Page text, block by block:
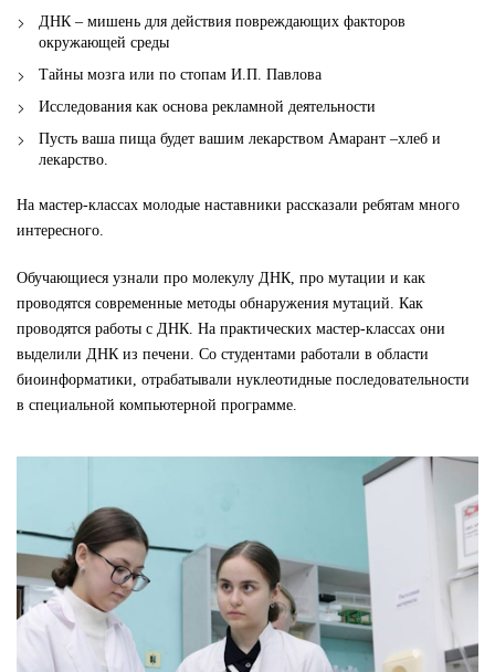
ДНК – мишень для действия повреждающих факторов
окружающей среды
Тайны мозга или по стопам И.П. Павлова
Исследования как основа рекламной деятельности
Пусть ваша пища будет вашим лекарством Амарант –хлеб и
лекарство.
На мастер-классах молодые наставники рассказали ребятам много
интересного.
Обучающиеся узнали про молекулу ДНК, про мутации и как
проводятся современные методы обнаружения мутаций. Как
проводятся работы с ДНК. На практических мастер-классах они
выделили ДНК из печени. Со студентами работали в области
биоинформатики, отрабатывали нуклеотидные последовательности
в специальной компьютерной программе.